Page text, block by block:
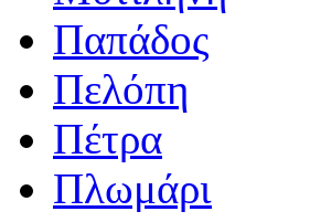
Παπάδος
Πελόπη
Πέτρα
Πλωμάρι